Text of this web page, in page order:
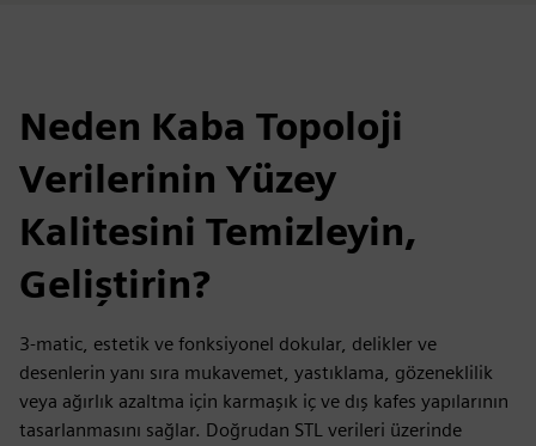
Neden Kaba Topoloji
Verilerinin Yüzey
Kalitesini Temizleyin,
Geliştirin?
3-matic, estetik ve fonksiyonel dokular, delikler ve
desenlerin yanı sıra mukavemet, yastıklama, gözeneklilik
veya ağırlık azaltma için karmaşık iç ve dış kafes yapılarının
tasarlanmasını sağlar. Doğrudan STL verileri üzerinde